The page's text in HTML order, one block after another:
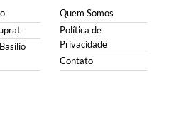
Quem Somos
Política de
Privacidade
Contato